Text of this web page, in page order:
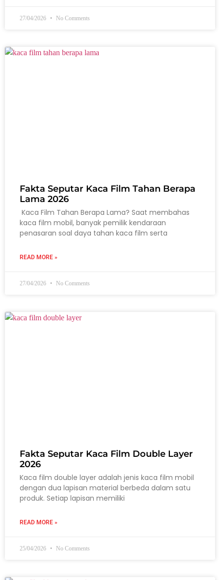
27/04/2026 No Comments
Fakta Seputar Kaca Film Tahan Berapa
Lama 2026
Kaca Film Tahan Berapa Lama? Saat membahas
kaca film mobil, banyak pemilik kendaraan
penasaran soal daya tahan kaca film serta
READ MORE »
27/04/2026 No Comments
Fakta Seputar Kaca Film Double Layer
2026
Kaca film double layer adalah jenis kaca film mobil
dengan dua lapisan material berbeda dalam satu
produk. Setiap lapisan memiliki
READ MORE »
25/04/2026 No Comments